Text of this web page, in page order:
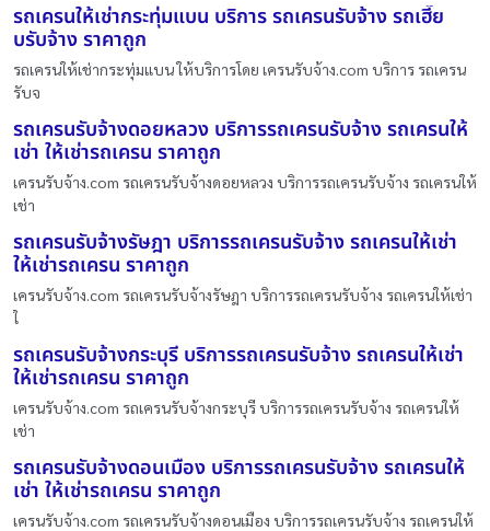
รถเครนให้เช่ากระทุ่มแบน บริการ รถเครนรับจ้าง รถเฮี๊ย
บรับจ้าง ราคาถูก
รถเครนให้เช่ากระทุ่มแบน ให้บริการโดย เครนรับจ้าง.com บริการ รถเครน
รับจ
รถเครนรับจ้างดอยหลวง บริการรถเครนรับจ้าง รถเครนให้
เช่า ให้เช่ารถเครน ราคาถูก
เครนรับจ้าง.com รถเครนรับจ้างดอยหลวง บริการรถเครนรับจ้าง รถเครนให้
เช่า
รถเครนรับจ้างรัษฎา บริการรถเครนรับจ้าง รถเครนให้เช่า
ให้เช่ารถเครน ราคาถูก
เครนรับจ้าง.com รถเครนรับจ้างรัษฎา บริการรถเครนรับจ้าง รถเครนให้เช่า
ใ
รถเครนรับจ้างกระบุรี บริการรถเครนรับจ้าง รถเครนให้เช่า
ให้เช่ารถเครน ราคาถูก
เครนรับจ้าง.com รถเครนรับจ้างกระบุรี บริการรถเครนรับจ้าง รถเครนให้
เช่า
รถเครนรับจ้างดอนเมือง บริการรถเครนรับจ้าง รถเครนให้
เช่า ให้เช่ารถเครน ราคาถูก
เครนรับจ้าง.com รถเครนรับจ้างดอนเมือง บริการรถเครนรับจ้าง รถเครนให้